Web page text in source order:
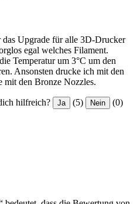
das Upgrade für alle 3D-Drucker
egal welches Filament.
Temperatur um 3°C um den
Ansonsten drucke ich mit den
mit den Bronze Nozzles.
hilfreich? Ja (5) Nein (0)